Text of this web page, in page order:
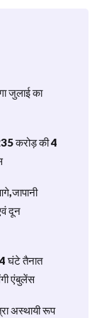
जुलाई का
करोड़ की 4
दून
घंटे तैनात
एंबुलेंस
अस्थायी रूप